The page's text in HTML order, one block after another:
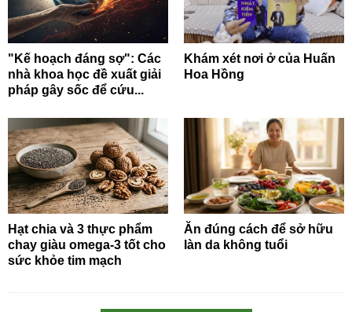
"Kế hoạch đáng sợ": Các
nhà khoa học đề xuất giải
pháp gây sốc để cứu...
Khám xét nơi ở của Huấn
Hoa Hồng
Hạt chia và 3 thực phẩm
chay giàu omega-3 tốt cho
sức khỏe tim mạch
Ăn đúng cách để sở hữu
làn da không tuổi